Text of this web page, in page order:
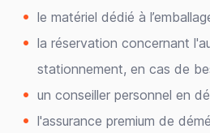
le matériel dédié à
la réservation concernant
stationnement, en cas de
un conseiller personnel en
l'assurance premium de